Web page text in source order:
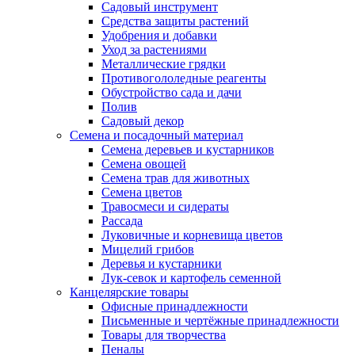
Садовый инструмент
Средства защиты растений
Удобрения и добавки
Уход за растениями
Металлические грядки
Противогололедные реагенты
Обустройство сада и дачи
Полив
Садовый декор
Семена и посадочный материал
Семена деревьев и кустарников
Семена овощей
Семена трав для животных
Семена цветов
Травосмеси и сидераты
Рассада
Луковичные и корневища цветов
Мицелий грибов
Деревья и кустарники
Лук-севок и картофель семенной
Канцелярские товары
Офисные принадлежности
Письменные и чертёжные принадлежности
Товары для творчества
Пеналы